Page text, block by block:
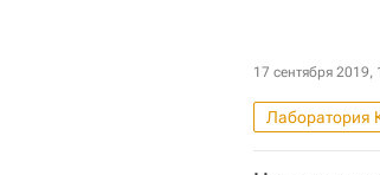
17 сентября 2019,
Лаборатория